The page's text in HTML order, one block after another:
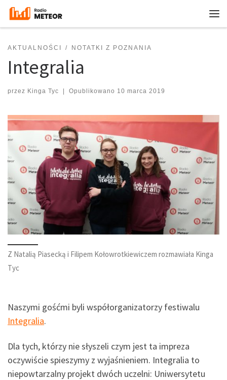
Przejdź do treści
AKTUALNOŚCI NOTATKI Z POZNANIA
Integralia
przez Kinga Tyc Opublikowano 10 marca 2019
Z Natalią Piasecką i Filipem Kołowrotkiewiczem rozmawiała Kinga
Tyc
Naszymi gośćmi byli współorganizatorzy festiwalu
Integralia.
Dla tych, którzy nie słyszeli czym jest ta impreza
oczywiście spieszymy z wyjaśnieniem. Integralia to
niepowtarzalny projekt dwóch uczelni: Uniwersytetu